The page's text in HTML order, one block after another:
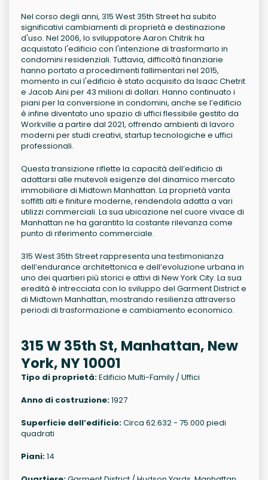
Nel corso degli anni, 315 West 35th Street ha subito
significativi cambiamenti di proprietà e destinazione
d'uso. Nel 2006, lo sviluppatore Aaron Chitrik ha
acquistato l'edificio con l'intenzione di trasformarlo in
condomini residenziali. Tuttavia, difficoltà finanziarie
hanno portato a procedimenti fallimentari nel 2015,
momento in cui l'edificio è stato acquisito da Isaac Chetrit
e Jacob Aini per 43 milioni di dollari. Hanno continuato i
piani per la conversione in condomini, anche se l’edificio
è infine diventato uno spazio di uffici flessibile gestito da
Workville a partire dal 2021, offrendo ambienti di lavoro
moderni per studi creativi, startup tecnologiche e uffici
professionali.
Questa transizione riflette la capacità dell’edificio di
adattarsi alle mutevoli esigenze del dinamico mercato
immobiliare di Midtown Manhattan. La proprietà vanta
soffitti alti e finiture moderne, rendendola adatta a vari
utilizzi commerciali. La sua ubicazione nel cuore vivace di
Manhattan ne ha garantito la costante rilevanza come
punto di riferimento commerciale.
315 West 35th Street rappresenta una testimonianza
dell’endurance architettonica e dell’evoluzione urbana in
uno dei quartieri più storici e attivi di New York City. La sua
eredità è intrecciata con lo sviluppo del Garment District e
di Midtown Manhattan, mostrando resilienza attraverso
periodi di trasformazione e cambiamento economico.
315 W 35th St, Manhattan, New
York, NY 10001
Tipo di proprietà:Edificio Multi-Family / Uffici
Anno di costruzione:1927
Superficie dell’edificio:Circa 62.632 - 75.000 piedi
quadrati
Piani:14